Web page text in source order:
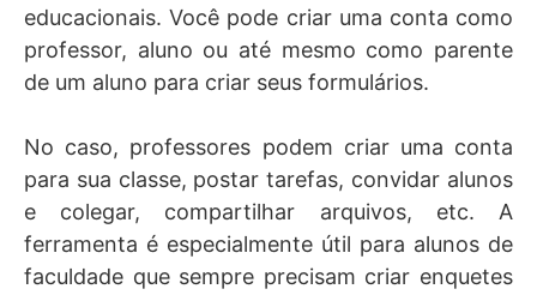
educacionais. Você pode criar uma conta como
professor, aluno ou até mesmo como parente
de um aluno para criar seus formulários.
No caso, professores podem criar uma conta
para sua classe, postar tarefas, convidar alunos
e colegar, compartilhar arquivos, etc. A
ferramenta é especialmente útil para alunos de
faculdade que sempre precisam criar enquetes